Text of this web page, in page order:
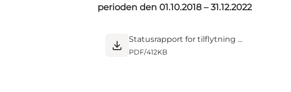
perioden den 01.10.2018 – 31.12.2022
Statusrapport for tilflytning 2023 & Q1-2024.pdf
PDF/412KB